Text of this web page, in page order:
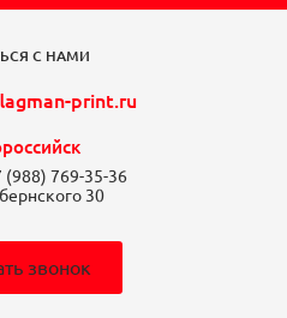
С НАМИ
print.ru
(988) 769-35-36
30
звонок